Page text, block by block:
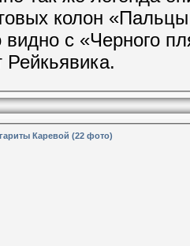
колон
с «Черного
Рейкьявика.
Каревой (22 фото)